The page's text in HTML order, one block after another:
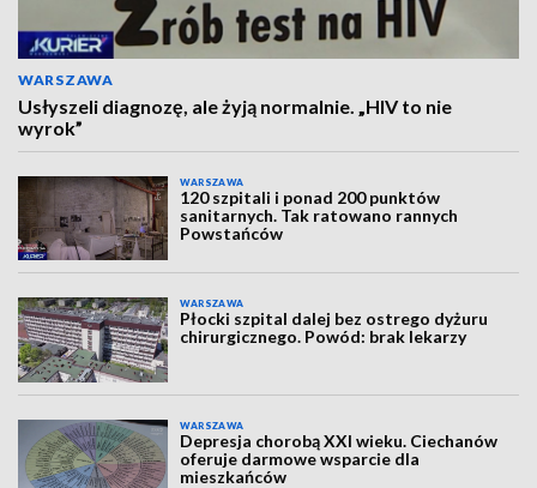
WARSZAWA
Usłyszeli diagnozę, ale żyją normalnie. „HIV to nie
wyrok”
WARSZAWA
120 szpitali i ponad 200 punktów
sanitarnych. Tak ratowano rannych
Powstańców
WARSZAWA
Płocki szpital dalej bez ostrego dyżuru
chirurgicznego. Powód: brak lekarzy
WARSZAWA
Depresja chorobą XXI wieku. Ciechanów
oferuje darmowe wsparcie dla
mieszkańców